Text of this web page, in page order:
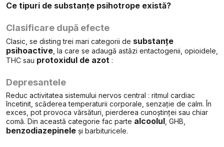
Ce tipuri de substanțe psihotrope există?
Clasificare după efecte
Clasic, se disting trei mari categorii de substanțe
psihoactive , la care se adaugă astăzi entactogenii, opioidele,
THC sau protoxidul de azot :
Depresantele
Reduc activitatea sistemului nervos central : ritmul cardiac
încetinit, scăderea temperaturii corporale, senzație de calm. În
exces, pot provoca vărsături, pierderea cunoștinței sau chiar
comă. Din această categorie fac parte alcoolul , GHB,
benzodiazepinele și barbituricele.